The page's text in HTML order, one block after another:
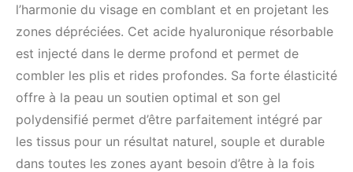
l’harmonie du visage en comblant et en projetant les
zones dépréciées. Cet acide hyaluronique résorbable
est injecté dans le derme profond et permet de
combler les plis et rides profondes. Sa forte élasticité
offre à la peau un soutien optimal et son gel
polydensifié permet d’être parfaitement intégré par
les tissus pour un résultat naturel, souple et durable
dans toutes les zones ayant besoin d’être à la fois